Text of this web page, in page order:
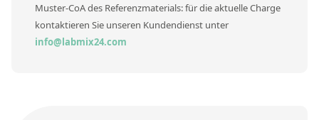
Muster-CoA des Referenzmaterials: für die aktuelle Charge
kontaktieren Sie unseren Kundendienst unter
info@labmix24.com